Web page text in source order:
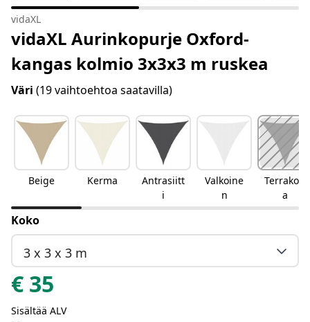
vidaXL
vidaXL Aurinkopurje Oxford-
kangas kolmio 3x3x3 m ruskea
Väri (19 vaihtoehtoa saatavilla)
Beige Kerma
Antrasiitt
i
Valkoine
n
Terrakott
a
Koko
3 x 3 x 3 m
€ 35
Sisältää ALV